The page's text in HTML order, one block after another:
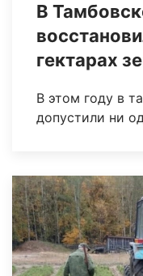
В
гектарах
В этом году в
допустили ни